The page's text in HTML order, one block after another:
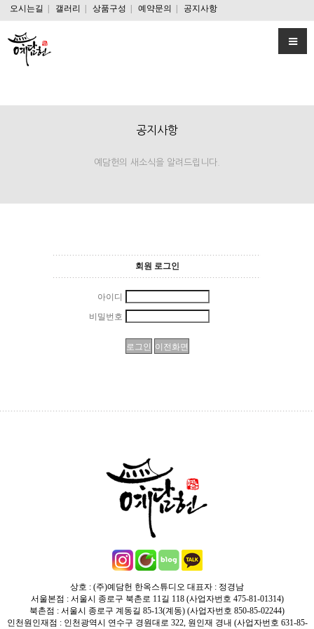
오시는길 갤러리 상품구성 예약문의 공지사항
공지사항
예담헌의 새소식을 알려드립니다.
회원 로그인
아이디
비밀번호
상호 : (주)예담헌 한옥스튜디오 대표자 : 정경남
서울본점 : 서울시 종로구 북촌로 11길 118 (사업자번호 475-81-01314)
북촌점 : 서울시 종로구 계동길 85-13(계동) (사업자번호 850-85-02244)
인천원인재점 : 인천광역시 연수구 경원대로 322, 원인재 경내 (사업자번호 631-85-